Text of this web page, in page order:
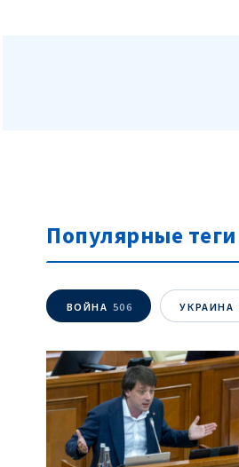
Популярные теги
ВОЙНА 506 УКРАИНА